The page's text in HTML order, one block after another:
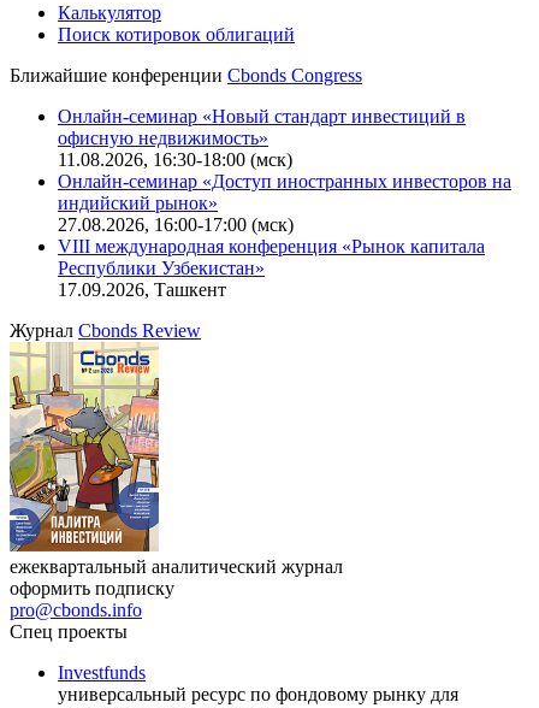
Калькулятор
Поиск котировок облигаций
Ближайшие конференции Cbonds Congress
Онлайн-семинар «Новый стандарт инвестиций в
офисную недвижимость»
11.08.2026, 16:30-18:00 (мск)
Онлайн-семинар «Доступ иностранных инвесторов на
индийский рынок»
27.08.2026, 16:00-17:00 (мск)
VIII международная конференция «Рынок капитала
Республики Узбекистан»
17.09.2026, Ташкент
Журнал Cbonds Review
ежеквартальный аналитический журнал
оформить подписку
pro@cbonds.info
Спец проекты
Investfunds
универсальный ресурс по фондовому рынку для